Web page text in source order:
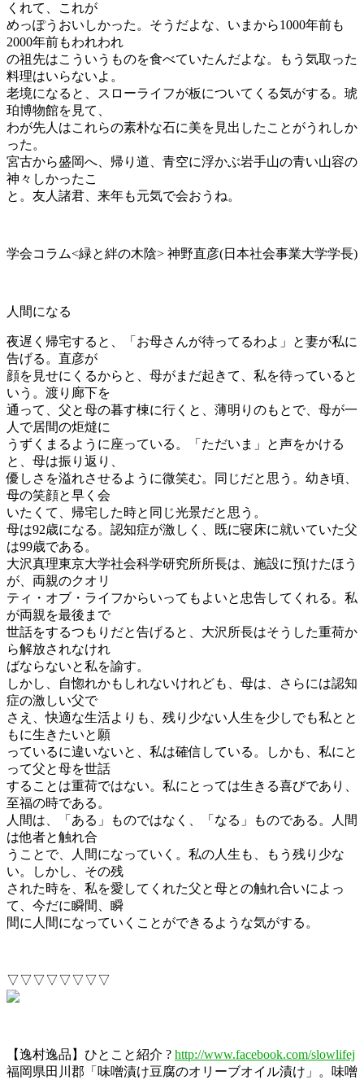
くれて、これが
めっぽうおいしかった。そうだよな、いまから1000年前も
2000年前もわれわれ
の祖先はこういうものを食べていたんだよな。もう気取った
料理はいらないよ。
老境になると、スローライフが板についてくる気がする。琥
珀博物館を見て、
わが先人はこれらの素朴な石に美を見出したことがうれしか
った。
宮古から盛岡へ、帰り道、青空に浮かぶ岩手山の青い山容の
神々しかったこ
と。友人諸君、来年も元気で会おうね。
学会コラム<緑と絆の木陰> 神野直彦(日本社会事業大学学長)
人間になる
夜遅く帰宅すると、「お母さんが待ってるわよ」と妻が私に
告げる。直彦が
顔を見せにくるからと、母がまだ起きて、私を待っていると
いう。渡り廊下を
通って、父と母の暮す棟に行くと、薄明りのもとで、母が一
人で居間の炬燵に
うずくまるように座っている。「ただいま」と声をかける
と、母は振り返り、
優しさを溢れさせるように微笑む。同じだと思う。幼き頃、
母の笑顔と早く会
いたくて、帰宅した時と同じ光景だと思う。
母は92歳になる。認知症が激しく、既に寝床に就いていた父
は99歳である。
大沢真理東京大学社会科学研究所所長は、施設に預けたほう
が、両親のクオリ
ティ・オブ・ライフからいってもよいと忠告してくれる。私
が両親を最後まで
世話をするつもりだと告げると、大沢所長はそうした重荷か
ら解放されなけれ
ばならないと私を諭す。
しかし、自惚れかもしれないけれども、母は、さらには認知
症の激しい父で
さえ、快適な生活よりも、残り少ない人生を少しでも私とと
もに生きたいと願
っているに違いないと、私は確信している。しかも、私にと
って父と母を世話
することは重荷ではない。私にとっては生きる喜びであり、
至福の時である。
人間は、「ある」ものではなく、「なる」ものである。人間
は他者と触れ合
うことで、人間になっていく。私の人生も、もう残り少な
い。しかし、その残
された時を、私を愛してくれた父と母との触れ合いによっ
て、今だに瞬間、瞬
間に人間になっていくことができるような気がする。
▽▽▽▽▽▽▽▽
【逸村逸品】ひとこと紹介 ? http://www.facebook.com/slowlifej
福岡県田川郡「味噌漬け豆腐のオリーブオイル漬け」。味噌